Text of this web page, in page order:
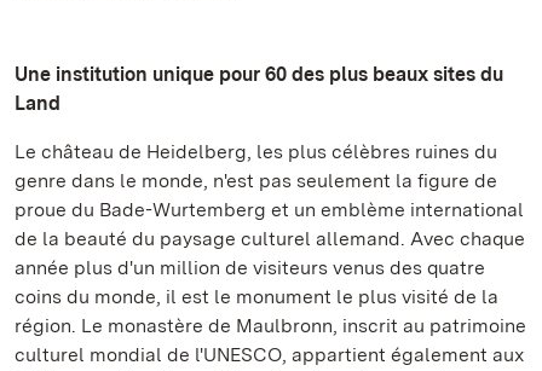
Une institution unique pour 60 des plus beaux sites du
Land
Le château de Heidelberg, les plus célèbres ruines du
genre dans le monde, n'est pas seulement la figure de
proue du Bade-Wurtemberg et un emblème international
de la beauté du paysage culturel allemand. Avec chaque
année plus d'un million de visiteurs venus des quatre
coins du monde, il est le monument le plus visité de la
région. Le monastère de Maulbronn, inscrit au patrimoine
culturel mondial de l'UNESCO, appartient également aux